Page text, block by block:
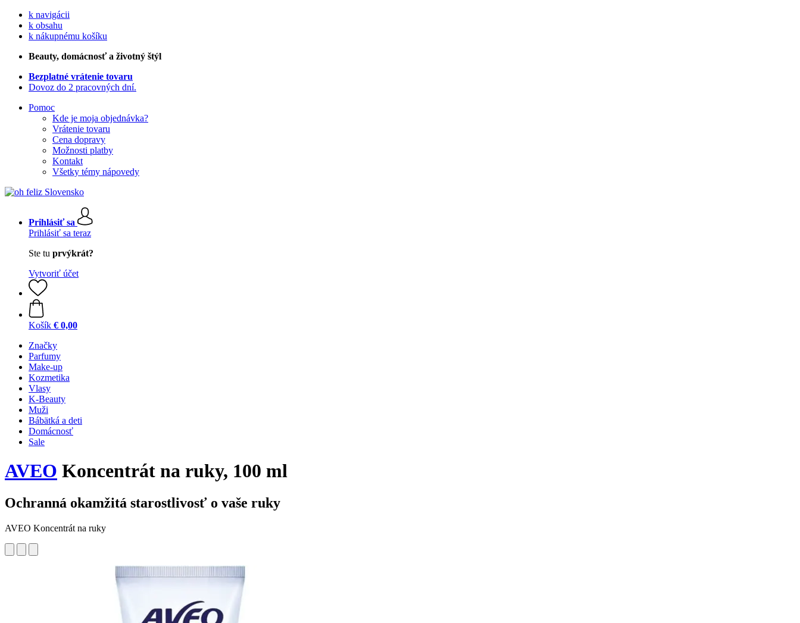
k navigácii
k obsahu
k nákupnému košíku
Beauty, domácnosť a životný štýl
Bezplatné vrátenie tovaru
Dovoz do 2 pracovných dní.
Pomoc
Kde je moja objednávka?
Vrátenie tovaru
Cena dopravy
Možnosti platby
Kontakt
Všetky témy nápovedy
Prihlásiť sa
Prihlásiť sa teraz
Ste tu prvýkrát?
Vytvoriť účet
Košík € 0,00
Značky
Parfumy
Make-up
Kozmetika
Vlasy
K-Beauty
Muži
Bábätká a deti
Domácnosť
Sale
AVEO Koncentrát na ruky, 100 ml
Ochranná okamžitá starostlivosť o vaše ruky
AVEO Koncentrát na ruky